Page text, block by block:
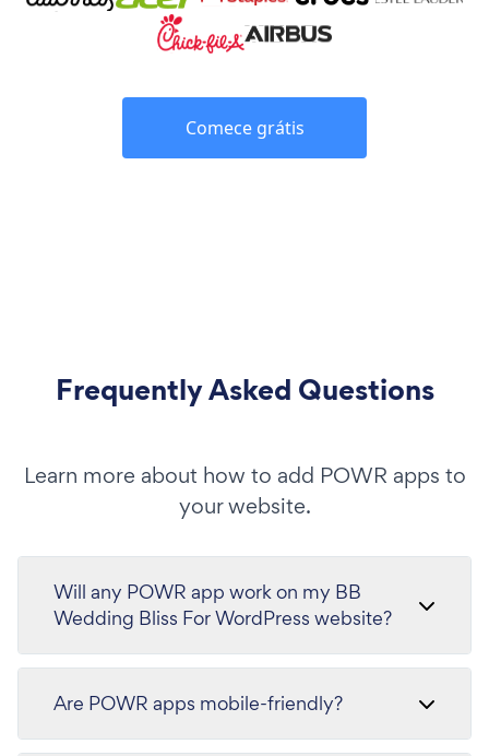
Comece grátis
Frequently Asked Questions
Learn more about how to add POWR apps to
your website.
Will any POWR app work on my BB
Wedding Bliss For WordPress website?
Are POWR apps mobile-friendly?